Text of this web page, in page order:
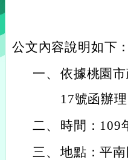
公文內容說明如下：
一、 依據桃園
17號函辦理
二、
時間：109
三、 地點：平南